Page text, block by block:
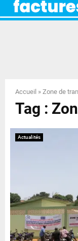
Y
N
U
Accueil » Zone de
Tag :
Actualités